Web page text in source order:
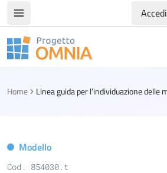
Apri/chiudi menù di navigazioneAccedi
Progetto Omnia
Home
Modello
Cod. 854030.t